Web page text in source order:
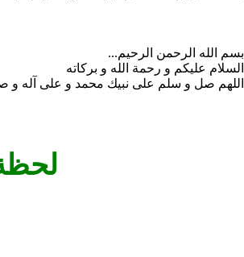
بسم الله الرحمن الرحيم...
السلام عليكم و رحمة الله و بركاته
اللهم صل و سلم على نبيك محمد و على آله و